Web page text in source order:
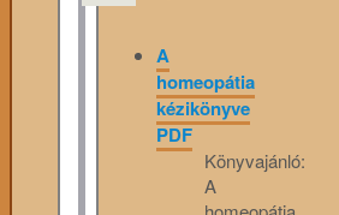
A
homeopátia
kézikönyve
PDF
Könyvajánló:
A